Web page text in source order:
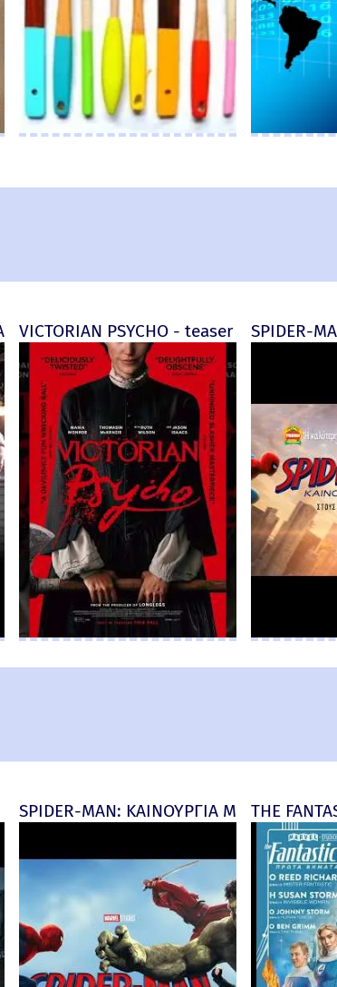
Wall Review
(Jumanji: Open World) - official (μεταγλ)
VICTORIAN PSYCHO - teaser SPIDER-
SPIDER-MAN: ΚΑΙΝΟΥΡΓΙΑ ΜΕΡΑTHE